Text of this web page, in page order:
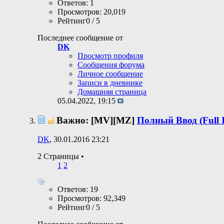
Ответов: 1
Просмотров: 20,019
Рейтинг0 / 5
Последнее сообщение от
DK
Просмотр профиля
Сообщения форума
Личное сообщение
Записи в дневнике
Домашняя страница
05.04.2022, 19:15
Важно: [MV][MZ] Полный Ввод (Full
DK, 30.01.2016 23:21
2 Страницы •
1 2
Ответов: 19
Просмотров: 92,349
Рейтинг0 / 5